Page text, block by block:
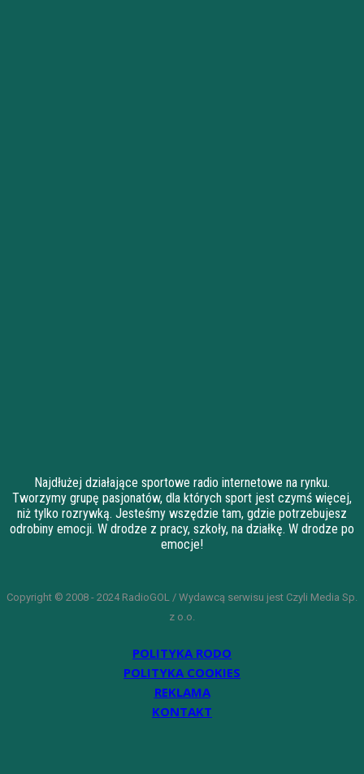
Najdłużej działające sportowe radio internetowe na rynku.
Tworzymy grupę pasjonatów, dla których sport jest czymś więcej,
niż tylko rozrywką. Jesteśmy wszędzie tam, gdzie potrzebujesz
odrobiny emocji. W drodze z pracy, szkoły, na działkę. W drodze po
emocje!
Copyright © 2008 - 2024 RadioGOL / Wydawcą serwisu jest Czyli Media Sp.
z o.o.
POLITYKA RODO
POLITYKA COOKIES
REKLAMA
KONTAKT